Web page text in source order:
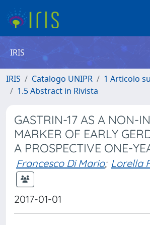
IRIS
IRIS Catalogo UNIPR
1 Articolo
1.5 Abstract in Rivista
GASTRIN-17 AS A NON-
MARKER OF EARLY
A PROSPECTIVE ONE-
Francesco Di Mario; Lorella
2017-01-01